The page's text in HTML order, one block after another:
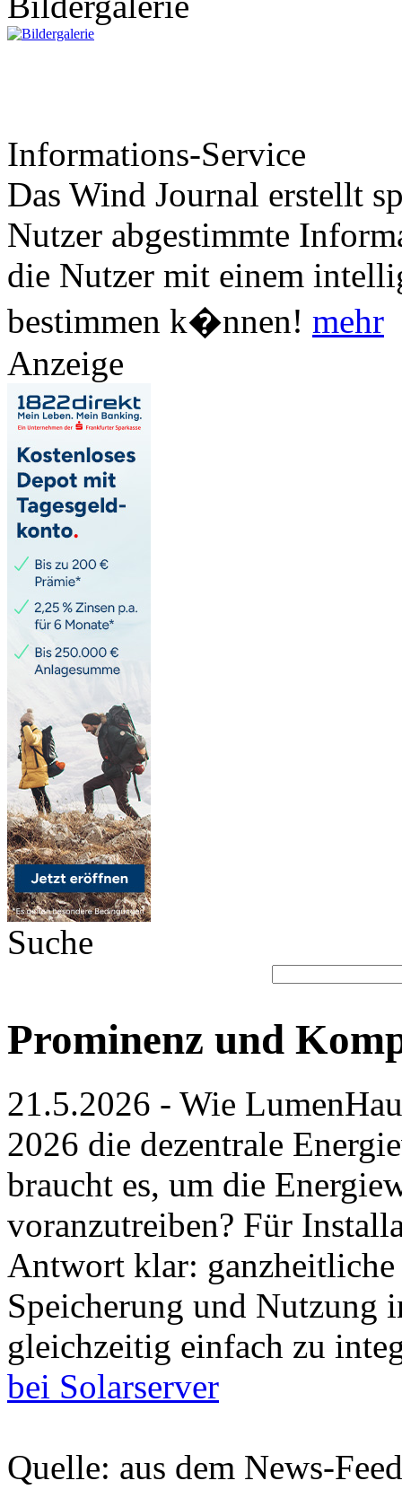
Informations-Service
Das Wind Journal erstellt
Nutzer abgestimmte
die Nutzer mit einem
bestimmen k�nnen! mehr
Anzeige
Suche
Prominenz und
21.5.2026 - Wie
2026 die dezentrale
braucht es, um die
voranzutreiben? Für
Antwort klar:
Speicherung und Nutzung
gleichzeitig einfach zu
bei Solarserver
Quelle: aus dem News-